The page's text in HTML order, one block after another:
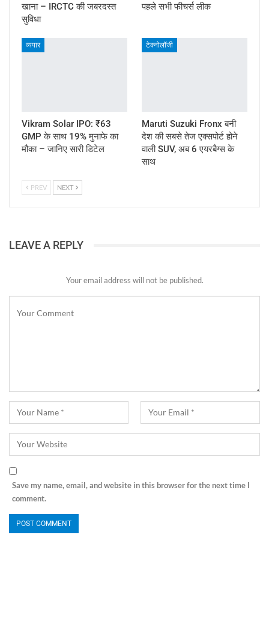
खाना – IRCTC की जबरदस्त
सुविधा
पहले सभी फीचर्स लीक
व्यपार
Vikram Solar IPO: ₹63
GMP के साथ 19% मुनाफे का
मौका – जानिए सारी डिटेल
टेक्नोलॉजी
Maruti Suzuki Fronx बनी
देश की सबसे तेज एक्सपोर्ट होने
वाली SUV, अब 6 एयरबैग्स के
साथ
PREV NEXT
LEAVE A REPLY
Your email address will not be published.
Save my name, email, and website in this browser for the next time I
comment.